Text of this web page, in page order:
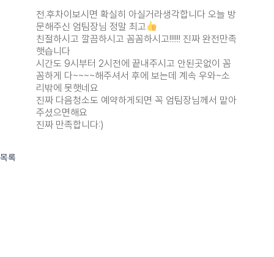
전.후차이보시면 확실히 아실거라생각합니다 오늘 방
문해주신 엄팀장님 정말 최고
친절하시고 깔끔하시고 꼼꼼하시고!!!!!! 진짜 완전만족
햇습니다
시간도 9시부터 2시전에 끝내주시고 안된곳없이 꼼
꼼하게 다~~~~해주셔서 후에 보는데 계속 우와~소
리밖에 못햇네요
진짜 다음청소도 예약하게되면 꼭 엄팀장님께서 맡아
주셨으면해요
진짜 만족합니다:)
목록